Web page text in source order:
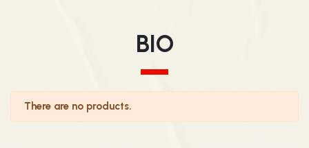
BIO
There are no products.